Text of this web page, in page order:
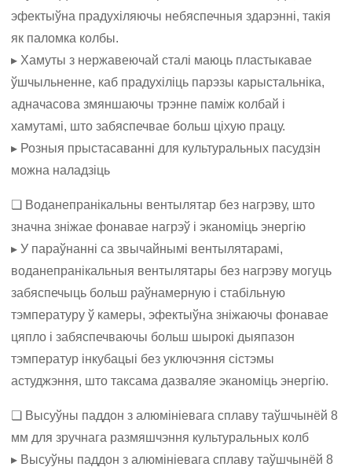
эфектыўна прадухіляючы небяспечныя здарэнні, такія
як паломка колбы.
▸ Хамуты з нержавеючай сталі маюць пластыкавае
ўшчыльненне, каб прадухіліць парэзы карыстальніка,
адначасова змяншаючы трэнне паміж колбай і
хамутамі, што забяспечвае больш ціхую працу.
▸ Розныя прыстасаванні для культуральных пасудзін
можна наладзіць
❏ Воданепранікальны вентылятар без нагрэву, што
значна зніжае фонавае нагрэў і эканоміць энергію
▸ У параўнанні са звычайнымі вентылятарамі,
воданепранікальныя вентылятары без нагрэву могуць
забяспечыць больш раўнамерную і стабільную
тэмпературу ў камеры, эфектыўна зніжаючы фонавае
цяпло і забяспечваючы больш шырокі дыяпазон
тэмператур інкубацыі без уключэння сістэмы
астуджэння, што таксама дазваляе эканоміць энергію.
❏ Высуўны паддон з алюмініевага сплаву таўшчынёй 8
мм для зручнага размяшчэння культуральных колб
▸ Высуўны паддон з алюмініевага сплаву таўшчынёй 8